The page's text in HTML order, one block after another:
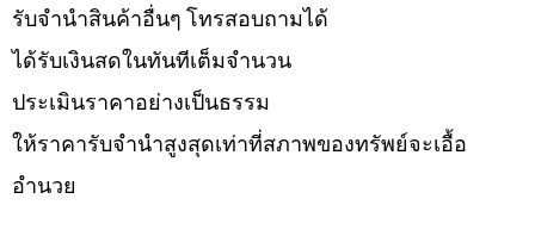
รับจำนำสินค้าอื่นๆ โทรสอบถามได้
ได้รับเงินสดในทันทีเต็มจำนวน
ประเมินราคาอย่างเป็นธรรม
ให้ราคารับจำนำสูงสุดเท่าที่สภาพของทรัพย์จะเอื้อ
อำนวย